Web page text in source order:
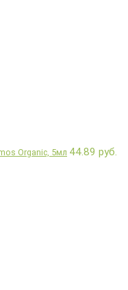
Organic, 5мл 44.89 руб.